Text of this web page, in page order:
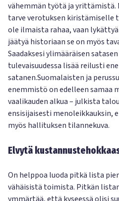
vähemmän työtä ja yrittämistä.
tarve verotuksen kiristämiselle
ole ilmaista rahaa, vaan
jäätyä historiaan se on myös
Saadaksesi ylimääräisen
tulevaisuudessa lisää reilusti
satanen.Suomalaisten ja
enemmistö on edelleen samaa
vaalikauden alkua – julkista
ensisijaisesti menoleikkauksin,
myös hallituksen tilannekuva.
Elvytä
On helppoa luoda pitkä lista
vähäisistä toimista. Pitkän